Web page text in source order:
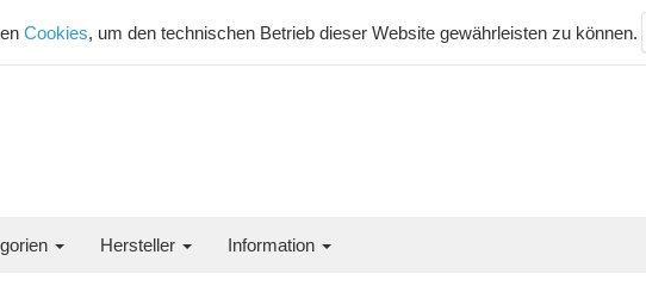
Cookies, um den technischen Betrieb dieser Website gewährleisten zu können.
Hersteller Information